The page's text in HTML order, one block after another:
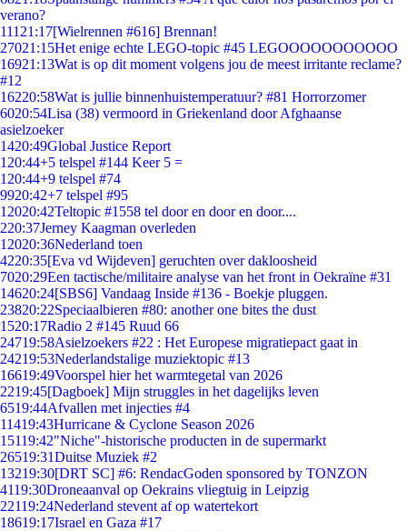
verano?
111 21:17[Wielrennen #616] Brennan!
27021:15Het enige echte LEGO-topic #45 LEGOOOOOOOOOOO
16921:13Wat is op dit moment volgens jou de meest irritante reclame?
#12
16220:58Wat is jullie binnenhuistemperatuur? #81 Horrorzomer
6020:54Lisa (38) vermoord in Griekenland door Afghaanse
asielzoeker
1420:49Global Justice Report
1 20:44+5 telspel #144 Keer 5 =
1 20:44+9 telspel #74
9920:42+7 telspel #95
12020:42Teltopic #1558 tel door en door en door....
220:37Jerney Kaagman overleden
12020:36Nederland toen
4220:35[Eva vd Wijdeven] geruchten over dakloosheid
7020:29Een tactische/militaire analyse van het front in Oekraïne #31
14620:24[SBS6] Vandaag Inside #136 - Boekje pluggen.
23820:22Speciaalbieren #80: another one bites the dust
1520:17Radio 2 #145 Ruud 66
24719:58Asielzoekers #22 : Het Europese migratiepact gaat in
24219:53Nederlandstalige muziektopic #13
16619:49Voorspel hier het warmtegetal van 2026
2219:45[Dagboek] Mijn struggles in het dagelijks leven
6519:44Afvallen met injecties #4
11419:43Hurricane & Cyclone Season 2026
15119:42"Niche"-historische producten in de supermarkt
26519:31Duitse Muziek #2
13219:30[DRT SC] #6: RendacGoden sponsored by TONZON
4119:30Droneaanval op Oekrains vliegtuig in Leipzig
22119:24Nederland stevent af op watertekort
18619:17Israel en Gaza #17